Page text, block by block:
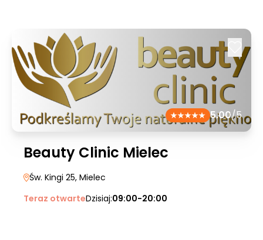
5.00/5
Beauty Clinic Mielec
Św. Kingi 25, Mielec
Teraz otwarteDzisiaj:09:00-20:00